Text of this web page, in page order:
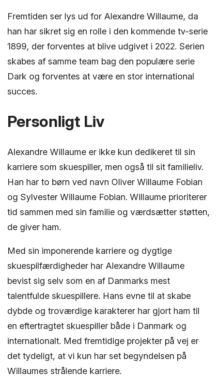
Fremtiden ser lys ud for Alexandre Willaume, da
han har sikret sig en rolle i den kommende tv-serie
1899, der forventes at blive udgivet i 2022. Serien
skabes af samme team bag den populære serie
Dark og forventes at være en stor international
succes.
Personligt Liv
Alexandre Willaume er ikke kun dedikeret til sin
karriere som skuespiller, men også til sit familieliv.
Han har to børn ved navn Oliver Willaume Fobian
og Sylvester Willaume Fobian. Willaume prioriterer
tid sammen med sin familie og værdsætter støtten,
de giver ham.
Med sin imponerende karriere og dygtige
skuespilfærdigheder har Alexandre Willaume
bevist sig selv som en af Danmarks mest
talentfulde skuespillere. Hans evne til at skabe
dybde og troværdige karakterer har gjort ham til
en eftertragtet skuespiller både i Danmark og
internationalt. Med fremtidige projekter på vej er
det tydeligt, at vi kun har set begyndelsen på
Willaumes strålende karriere.